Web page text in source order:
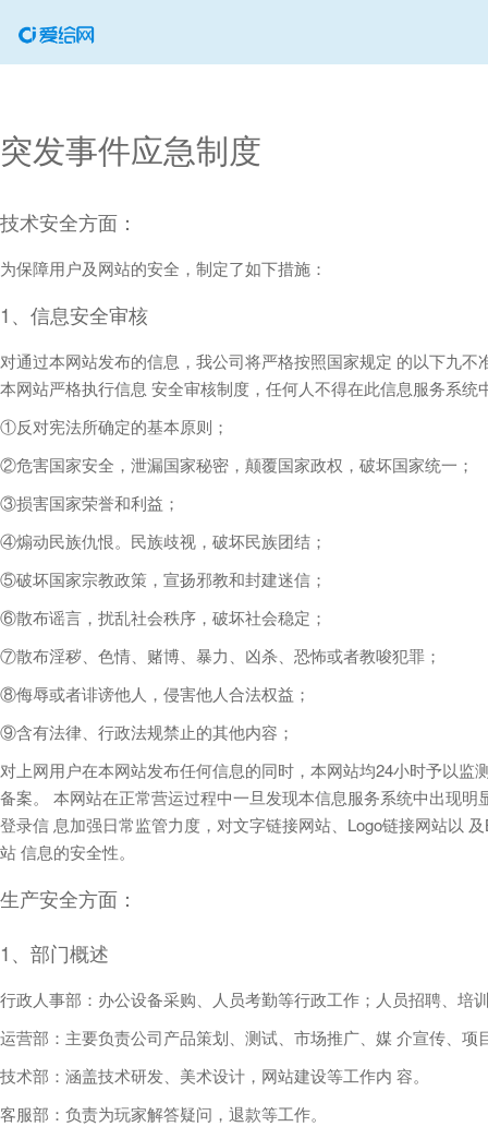
突发事件应急制度
技术安全方面：
为保障用户及网站的安全，制定了如下措施：
1、信息安全审核
对通过本网站发布的信息，我公司将严格按照国家规定 的以下九
本网站严格执行信息 安全审核制度，任何人不得在此信息服务系统
①反对宪法所确定的基本原则；
②危害国家安全，泄漏国家秘密，颠覆国家政权，破坏国家统一；
③损害国家荣誉和利益；
④煽动民族仇恨。民族歧视，破坏民族团结；
⑤破坏国家宗教政策，宣扬邪教和封建迷信；
⑥散布谣言，扰乱社会秩序，破坏社会稳定；
⑦散布淫秽、色情、赌博、暴力、凶杀、恐怖或者教唆犯罪；
⑧侮辱或者诽谤他人，侵害他人合法权益；
⑨含有法律、行政法规禁止的其他内容；
对上网用户在本网站发布任何信息的同时，本网站均24小时予以
备案。 本网站在正常营运过程中一旦发现本信息服务系统中出现
登录信 息加强日常监管力度，对文字链接网站、Logo链接网站以
站 信息的安全性。
生产安全方面：
1、部门概述
行政人事部：办公设备采购、人员考勤等行政工作；人员招聘、培
运营部：主要负责公司产品策划、测试、市场推广、媒 介宣传、项
技术部：涵盖技术研发、美术设计，网站建设等工作内 容。
客服部：负责为玩家解答疑问，退款等工作。